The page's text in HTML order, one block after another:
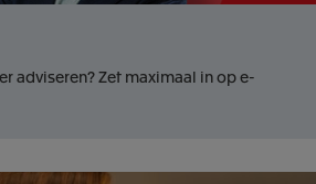
adviseren? Zet maximaal in op e-